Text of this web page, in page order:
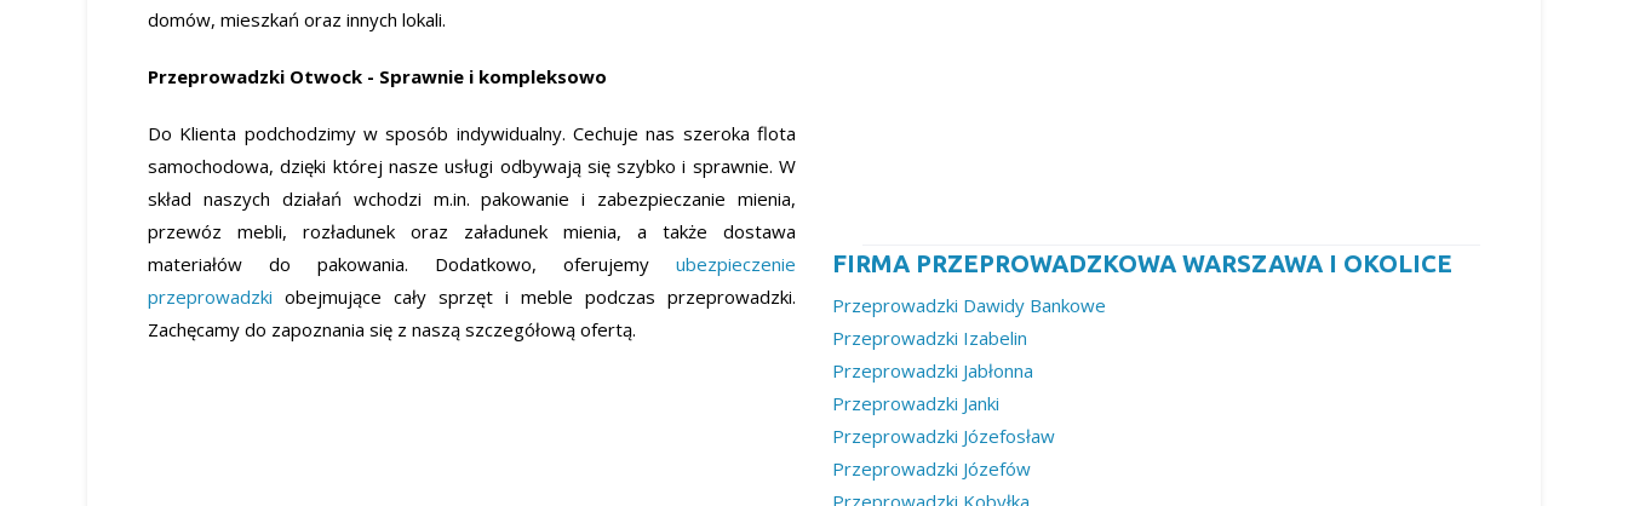
domów, mieszkań oraz innych lokali.
Przeprowadzki Otwock - Sprawnie i kompleksowo
Do Klienta podchodzimy w sposób indywidualny. Cechuje nas szeroka flota
samochodowa, dzięki której nasze usługi odbywają się szybko i sprawnie. W
skład naszych działań wchodzi m.in. pakowanie i zabezpieczanie mienia,
przewóz mebli, rozładunek oraz załadunek mienia, a także dostawa
materiałów do pakowania. Dodatkowo, oferujemy ubezpieczenie
przeprowadzki obejmujące cały sprzęt i meble podczas przeprowadzki.
Zachęcamy do zapoznania się z naszą szczegółową ofertą.
FIRMA PRZEPROWADZKOWA WARSZAWA I OKOLICE
Przeprowadzki Dawidy Bankowe
Przeprowadzki Izabelin
Przeprowadzki Jabłonna
Przeprowadzki Janki
Przeprowadzki Józefosław
Przeprowadzki Józefów
Przeprowadzki Kobyłka